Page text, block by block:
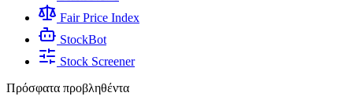
Fair Price Index
StockBot
Stock Screener
Πρόσφατα προβληθέντα